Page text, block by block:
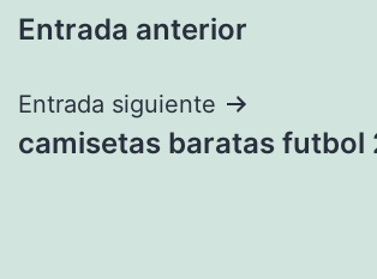
de
entradas
Entrada anterior
Entrada siguiente
camisetas baratas futbol